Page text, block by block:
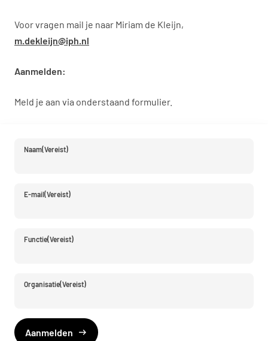
Voor vragen mail je naar Miriam de Kleijn,
m.dekleijn@iph.nl
Aanmelden:
Meld je aan via onderstaand formulier.
Naam(Vereist)
E-mail(Vereist)
Functie(Vereist)
Organisatie(Vereist)